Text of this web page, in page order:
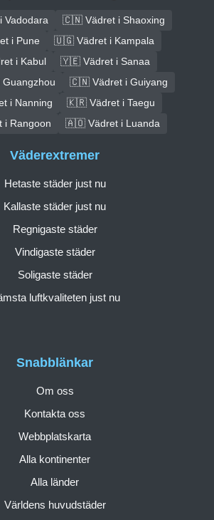
🇨🇳 Vädret i Shaoxing
i Pune
🇺🇬 Vädret i Kampala
i Kabul
🇾🇪 Vädret i Sanaa
🇨🇳 Vädret i Guiyang
i Nanning
🇰🇷 Vädret i Taegu
Rangoon
🇦🇴 Vädret i Luanda
Snabblänkar
Om oss
Kontakta oss
Webbplatskarta
Alla kontinenter
Alla länder
Världens huvudstäder
Väderextremer
Hetaste städer just nu
Kallaste städer just nu
Regnigaste städer
Vindigaste städer
Soligaste städer
luftkvaliteten just nu